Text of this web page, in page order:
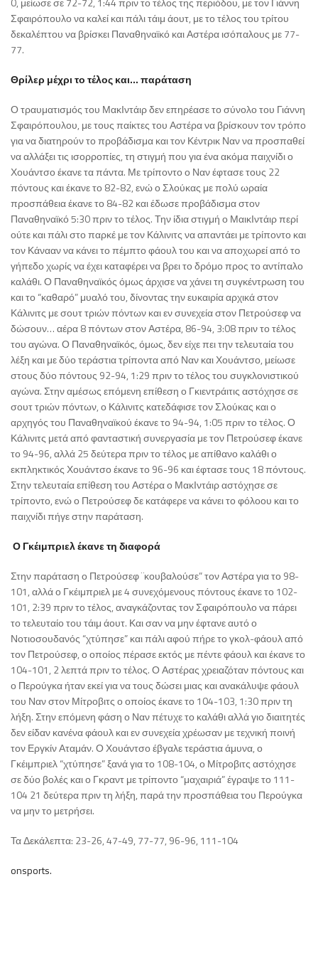
Σφαιρόπουλο να καλεί και πάλι τάιμ άουτ, με το τέλος του τρίτου
δεκαλέπτου να βρίσκει Παναθηναϊκό και Αστέρα ισόπαλους με 77-
77.
Θρίλερ μέχρι το τέλος και… παράταση
Ο τραυματισμός του ΜακΙντάιρ δεν επηρέασε το σύνολο του Γιάννη
Σφαιρόπουλου, με τους παίκτες του Αστέρα να βρίσκουν τον τρόπο
για να διατηρούν το προβάδισμα και τον Κέντρικ Ναν να προσπαθεί
να αλλάξει τις ισορροπίες, τη στιγμή που για ένα ακόμα παιχνίδι ο
Χουάντσο έκανε τα πάντα. Με τρίποντο ο Ναν έφτασε τους 22
πόντους και έκανε το 82-82, ενώ ο Σλούκας με πολύ ωραία
προσπάθεια έκανε το 84-82 και έδωσε προβάδισμα στον
Παναθηναϊκό 5:30 πριν το τέλος. Την ίδια στιγμή ο ΜαικΙντάιρ περί
ούτε και πάλι στο παρκέ με τον Κάλινιτς να απαντάει με τρίποντο και
τον Κάνααν να κάνει το πέμπτο φάουλ του και να αποχωρεί από το
γήπεδο χωρίς να έχει καταφέρει να βρει το δρόμο προς το αντίπαλο
καλάθι. Ο Παναθηναϊκός όμως άρχισε να χάνει τη συγκέντρωση του
και το “καθαρό” μυαλό του, δίνοντας την ευκαιρία αρχικά στον
Κάλινιτς με σουτ τριών πόντων και εν συνεχεία στον Πετρούσεφ να
δώσουν… αέρα 8 πόντων στον Αστέρα, 86-94, 3:08 πριν το τέλος
του αγώνα. Ο Παναθηναϊκός, όμως, δεν είχε πει την τελευταία του
λέξη και με δύο τεράστια τρίποντα από Ναν και Χουάντσο, μείωσε
στους δύο πόντους 92-94, 1:29 πριν το τέλος του συγκλονιστικού
αγώνα. Στην αμέσως επόμενη επίθεση ο Γκιεντράιτις αστόχησε σε
σουτ τριών πόντων, ο Κάλινιτς κατεδάφισε τον Σλούκας και ο
αρχηγός του Παναθηναϊκού έκανε το 94-94, 1:05 πριν το τέλος. Ο
Κάλινιτς μετά από φανταστική συνεργασία με τον Πετρούσεφ έκανε
το 94-96, αλλά 25 δεύτερα πριν το τέλος με απίθανο καλάθι ο
εκπληκτικός Χουάντσο έκανε το 96-96 και έφτασε τους 18 πόντους.
Στην τελευταία επίθεση του Αστέρα ο ΜακΙντάιρ αστόχησε σε
τρίποντο, ενώ ο Πετρούσεφ δε κατάφερε να κάνει το φόλοου και το
παιχνίδι πήγε στην παράταση.
Ο Γκέιμπριελ έκανε τη διαφορά
Στην παράταση ο Πετρούσεφ ¨κουβαλούσε” τον Αστέρα για το 98-
101, αλλά ο Γκέιμπριελ με 4 συνεχόμενους πόντους έκανε το 102-
101, 2:39 πριν το τέλος, αναγκάζοντας τον Σφαιρόπουλο να πάρει
το τελευταίο του τάιμ άουτ. Και σαν να μην έφτανε αυτό ο
Νοτιοσουδανός “χτύπησε” και πάλι αφού πήρε το γκολ-φάουλ από
τον Πετρούσεφ, ο οποίος πέρασε εκτός με πέντε φάουλ και έκανε το
104-101, 2 λεπτά πριν το τέλος. Ο Αστέρας χρειαζόταν πόντους και
ο Περούγκα ήταν εκεί για να τους δώσει μιας και ανακάλυψε φάουλ
του Ναν στον Μίτροβιτς ο οποίος έκανε το 104-103, 1:30 πριν τη
λήξη. Στην επόμενη φάση ο Ναν πέτυχε το καλάθι αλλά γιο διαιτητές
δεν είδαν κανένα φάουλ και εν συνεχεία χρέωσαν με τεχνική ποινή
τον Εργκίν Αταμάν. Ο Χουάντσο έβγαλε τεράστια άμυνα, ο
Γκέιμπριελ “χτύπησε” ξανά για το 108-104, ο Μίτροβιτς αστόχησε
σε δύο βολές και ο Γκραντ με τρίποντο “μαχαιριά” έγραψε το 111-
104 21 δεύτερα πριν τη λήξη, παρά την προσπάθεια του Περούγκα
να μην το μετρήσει.
Τα Δεκάλεπτα: 23-26, 47-49, 77-77, 96-96, 111-104
onsports.